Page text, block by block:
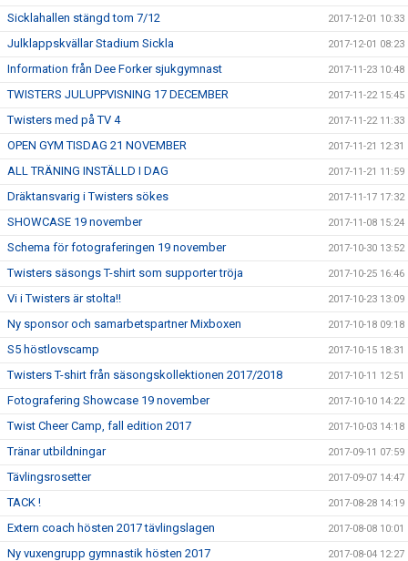
Sicklahallen stängd tom 7/12 2017-12-01 10:33
Julklappskvällar Stadium Sickla 2017-12-01 08:23
Information från Dee Forker sjukgymnast 2017-11-23 10:48
TWISTERS JULUPPVISNING 17 DECEMBER 2017-11-22 15:45
Twisters med på TV 4 2017-11-22 11:33
OPEN GYM TISDAG 21 NOVEMBER 2017-11-21 12:31
ALL TRÄNING INSTÄLLD I DAG 2017-11-21 11:59
Dräktansvarig i Twisters sökes 2017-11-17 17:32
SHOWCASE 19 november 2017-11-08 15:24
Schema för fotograferingen 19 november 2017-10-30 13:52
Twisters säsongs T-shirt som supporter tröja 2017-10-25 16:46
Vi i Twisters är stolta!! 2017-10-23 13:09
Ny sponsor och samarbetspartner Mixboxen 2017-10-18 09:18
S5 höstlovscamp 2017-10-15 18:31
Twisters T-shirt från säsongskollektionen 2017/2018 2017-10-11 12:51
Fotografering Showcase 19 november 2017-10-10 14:22
Twist Cheer Camp, fall edition 2017 2017-10-03 14:18
Tränar utbildningar 2017-09-11 07:59
Tävlingsrosetter 2017-09-07 14:47
TACK ! 2017-08-28 14:19
Extern coach hösten 2017 tävlingslagen 2017-08-08 10:01
Ny vuxengrupp gymnastik hösten 2017 2017-08-04 12:27